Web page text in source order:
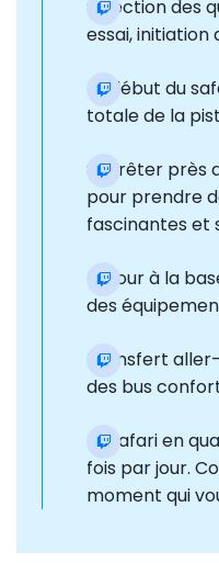
Sélection des
essai, initiation
Le début du
totale de la
S'arrêter près
pour prendre
fascinantes et
Retour à la
des
Transfert
des bus
Le safari en
fois par jour.
moment qui